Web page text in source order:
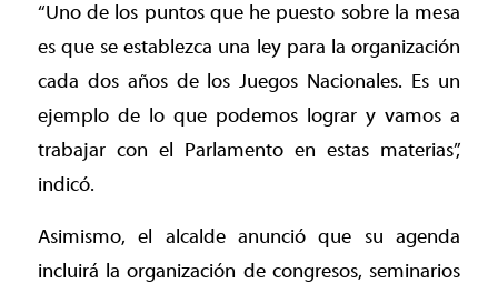
“Uno de los puntos que he puesto sobre la mesa
es que se establezca una ley para la organización
cada dos años de los Juegos Nacionales. Es un
ejemplo de lo que podemos lograr y vamos a
trabajar con el Parlamento en estas materias”,
indicó.
Asimismo, el alcalde anunció que su agenda
incluirá la organización de congresos, seminarios